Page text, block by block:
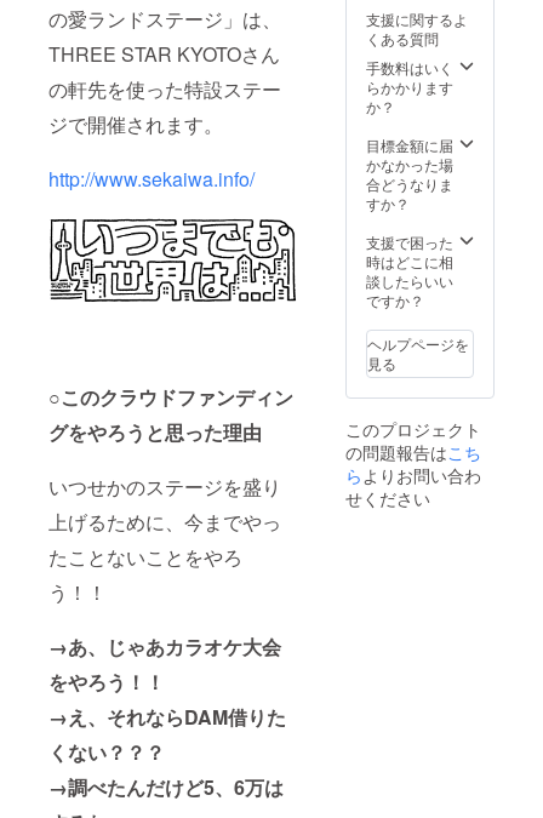
の愛ランドステージ」は、
THREE STAR KYOTOさん
の軒先を使った特設ステー
ジで開催されます。
http://www.sekaiwa.info/
○このクラウドファンディン
グをやろうと思った理由
いつせかのステージを盛り
上げるために、今までやっ
たことないことをやろ
う！！
→あ、じゃあカラオケ大会
をやろう！！
→え、それならDAM借りた
くない？？？
→調べたんだけど5、6万は
とコメ
ント付
きチェ
キ！
支援に関するよ
くある質問
手数料はいく
らかかります
か？
目標金額に届
かなかった場
合どうなりま
すか？
支援で困った
時はどこに相
談したらいい
ですか？
ヘルプページを
見る
このプロジェクト
の問題報告はこち
らよりお問い合わ
せください